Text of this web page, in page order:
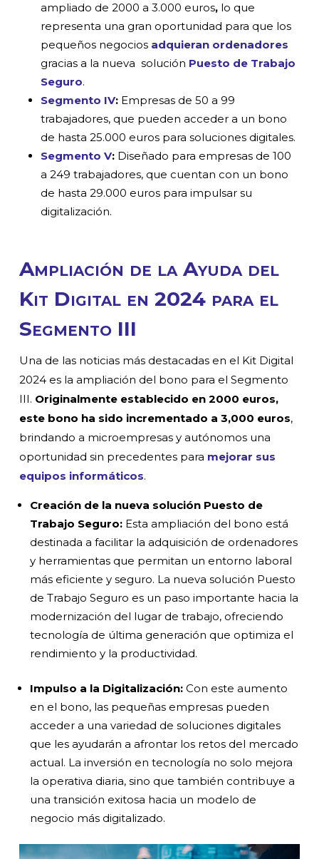
ampliado de 2000 a3.000 euros, lo que
representa una gran oportunidad para que los
pequeños negocios adquieran ordenadores
gracias a la nueva solución Puesto de Trabajo
Seguro.
Segmento IV: Empresas de 50 a 99
trabajadores, que pueden acceder a un bono
de hasta 25.000 euros para soluciones digitales.
Segmento V: Diseñado para empresas de 100
a 249 trabajadores, que cuentan con un bono
de hasta 29.000 euros para impulsar su
digitalización.
Ampliación de la Ayuda del
Kit Digital en 2024 para el
Segmento III
Una de las noticias más destacadas en el Kit Digital
2024 es la ampliación del bono para el Segmento
III. Originalmente establecido en 2000 euros,
este bono ha sido incrementado a 3,000 euros,
brindando a microempresas y autónomos una
oportunidad sin precedentes para mejorar sus
equipos informáticos.
Creación de la nueva solución Puesto de
Trabajo Seguro: Esta ampliación del bono está
destinada a facilitar la adquisición de ordenadores
y herramientas que permitan un entorno laboral
más eficiente y seguro. La nueva solución Puesto
de Trabajo Seguro es un paso importante hacia la
modernización del lugar de trabajo, ofreciendo
tecnología de última generación que optimiza el
rendimiento y la productividad.
Impulso a la Digitalización: Con este aumento
en el bono, las pequeñas empresas pueden
acceder a una variedad de soluciones digitales
que les ayudarán a afrontar los retos del mercado
actual. La inversión en tecnología no solo mejora
la operativa diaria, sino que también contribuye a
una transición exitosa hacia un modelo de
negocio más digitalizado.